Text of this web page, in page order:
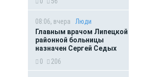
08:06, вчера
Люди
Главным врачом Липецкой
районной больницы
назначен Сергей Седых
0
206